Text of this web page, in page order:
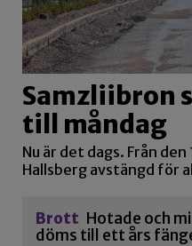
Samzliibron
till måndag
Nu är det dags. Från
Hallsberg avstängd för
Brott Hotade och
döms till ett års